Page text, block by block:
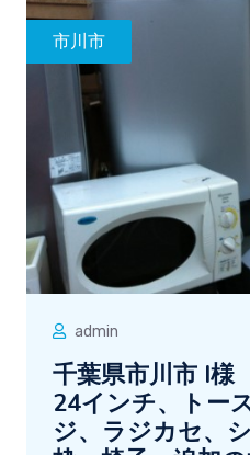
市川市
admin
千葉県市川市 I
24インチ、トー
ジ、ラジカセ、